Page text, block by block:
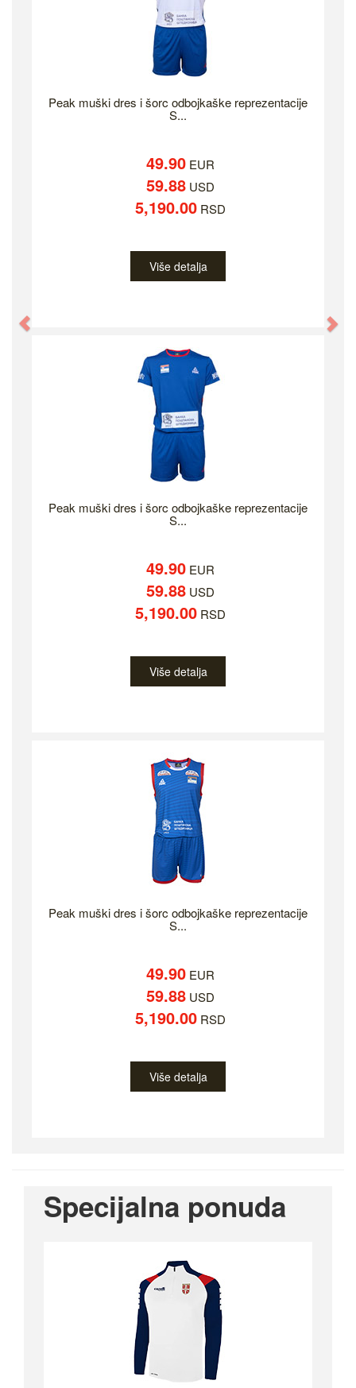
Peak muški dres i šorc odbojkaške reprezentacije
S...
49.90EUR
59.88USD
5,190.00RSD
Više detalja
Peak muški dres i šorc odbojkaške reprezentacije
S...
49.90EUR
59.88USD
5,190.00RSD
Više detalja
Peak muški dres i šorc odbojkaške reprezentacije
S...
49.90EUR
59.88USD
5,190.00RSD
Više detalja
Specijalna ponuda